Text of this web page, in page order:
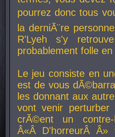
pourrez donc tous
la derniÃ¨re
R'Lyeh s'y
probablement folle
Le jeu consiste en
est de vous
les donnant aux
vont venir perturber
crÃ©ent un
Â«Â D'horreurÂ